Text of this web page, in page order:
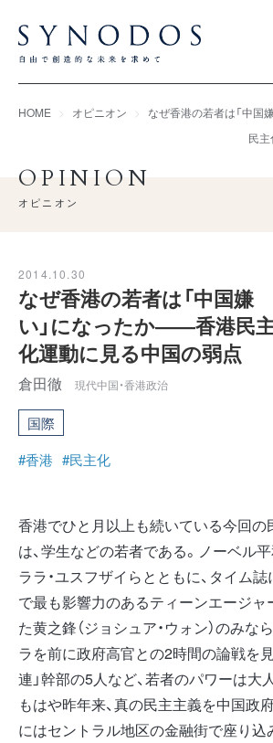
HOME オピニオン
なぜ香港の若者は「中
民
OPINION
オピニオン
2014.10.30
なぜ香港の若者は「中国嫌
い」になったか――香港民
化運動に見る中国の弱点
倉田徹 現代中国・香港政治
国際
#香港 #民主化
香港でひと月以上も続いている今回の
は、学生などの若者である。ノーベル
ララ・ユスフザイらとともに、タイム
で最も影響力のあるティーンエージャ
た黄之鋒（ジョシュア・ウォン）のみな
ラを前に政府高官との2時間の論戦を
連」幹部の5人など、若者のパワーは大
もはや昨年来、真の民主主義を中国政
にはセントラル地区の金融街で座り込